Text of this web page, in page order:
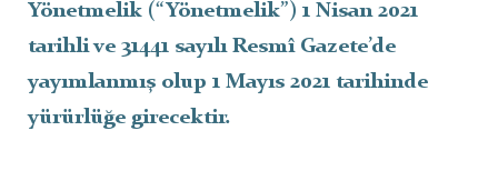
Yönetmelik (“Yönetmelik”) 1 Nisan 2021
tarihli ve 31441 sayılı Resmî Gazete’de
yayımlanmış olup 1 Mayıs 2021 tarihinde
yürürlüğe girecektir.